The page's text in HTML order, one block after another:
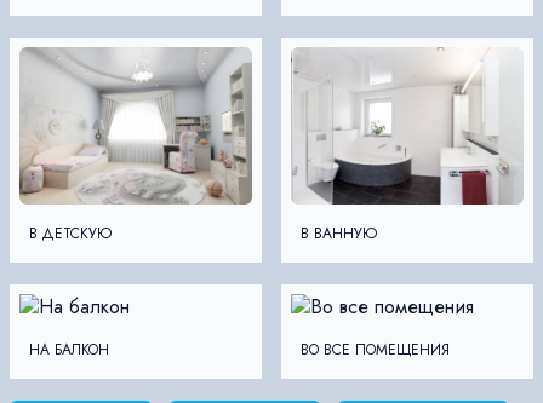
В ДЕТСКУЮ В ВАННУЮ
НА БАЛКОН ВО ВСЕ ПОМЕЩЕНИЯ